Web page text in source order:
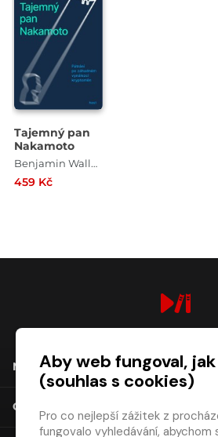
Tajemný pan
Nakamoto
Benjamin Wallace
459 Kč
NÁKUP
O SPOLEČNOSTI
Aby web fungoval, jak
(souhlas s cookies)
Pro co nejlepší zážitek z
fungovalo vyhledávání, abychom